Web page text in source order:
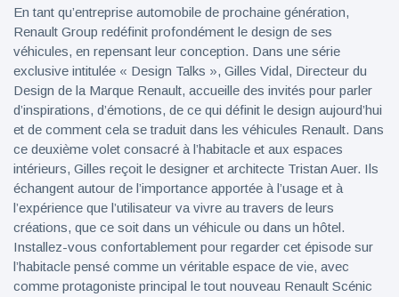
En tant qu’entreprise automobile de prochaine génération,
Renault Group redéfinit profondément le design de ses
véhicules, en repensant leur conception. Dans une série
exclusive intitulée « Design Talks », Gilles Vidal, Directeur du
Design de la Marque Renault, accueille des invités pour parler
d’inspirations, d’émotions, de ce qui définit le design aujourd’hui
et de comment cela se traduit dans les véhicules Renault. Dans
ce deuxième volet consacré à l’habitacle et aux espaces
intérieurs, Gilles reçoit le designer et architecte Tristan Auer. Ils
échangent autour de l’importance apportée à l’usage et à
l’expérience que l’utilisateur va vivre au travers de leurs
créations, que ce soit dans un véhicule ou dans un hôtel.
Installez-vous confortablement pour regarder cet épisode sur
l’habitacle pensé comme un véritable espace de vie, avec
comme protagoniste principal le tout nouveau Renault Scénic